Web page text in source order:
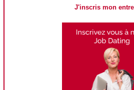
J'inscris mon